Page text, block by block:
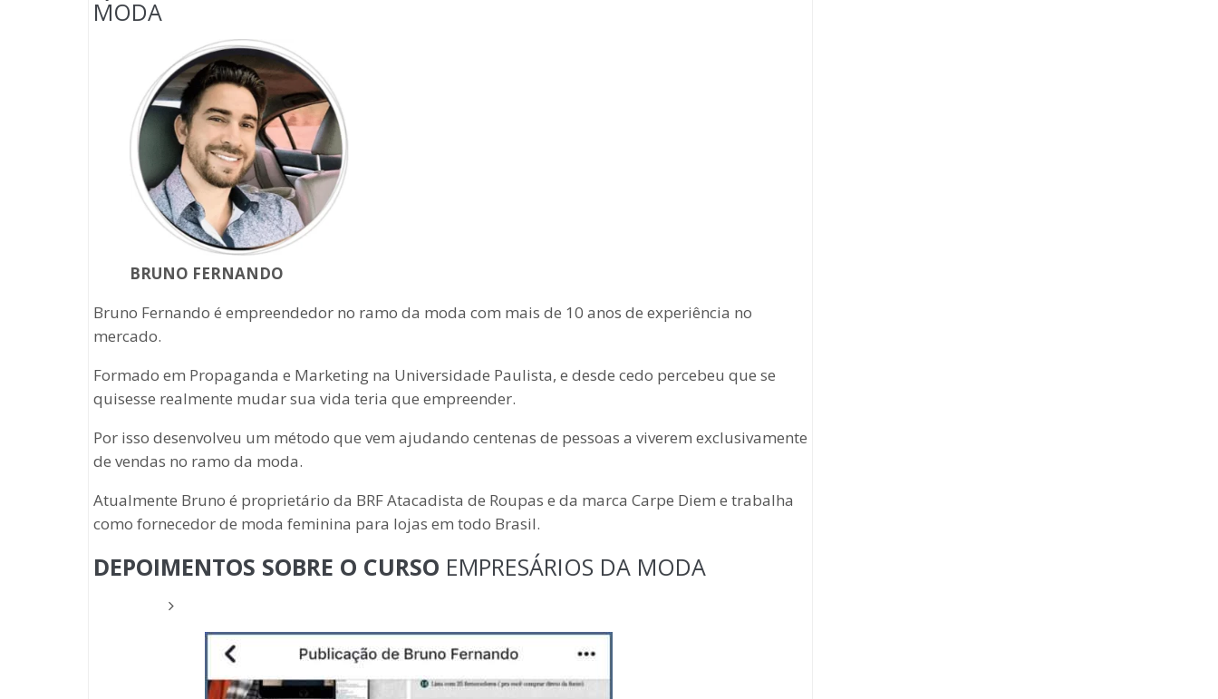
MODA
BRUNO FERNANDO
Bruno Fernando é empreendedor no ramo da moda com mais de 10 anos de experiência no
mercado.
Formado em Propaganda e Marketing na Universidade Paulista, e desde cedo percebeu que se
quisesse realmente mudar sua vida teria que empreender.
Por isso desenvolveu um método que vem ajudando centenas de pessoas a viverem exclusivamente
de vendas no ramo da moda.
Atualmente Bruno é proprietário da BRF Atacadista de Roupas e da marca Carpe Diem e trabalha
como fornecedor de moda feminina para lojas em todo Brasil.
DEPOIMENTOS SOBRE O CURSO EMPRESÁRIOS DA MODA